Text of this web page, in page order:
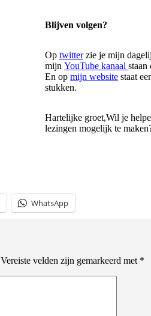
Blijven volgen?
Op twitterzie je mijn
mijn YouTube kanaal staan
En op mijn website staat
stukken.
Hartelijke groet,Wil je
lezingen mogelijk te
WhatsApp
Vereiste velden zijn gemarkeerd met *